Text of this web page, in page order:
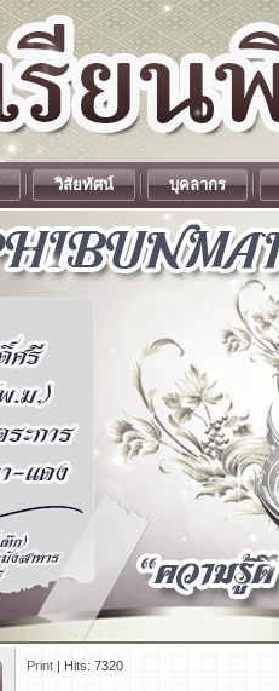
วิสัยทัศน์ บุคลากร
Print | Hits: 7320